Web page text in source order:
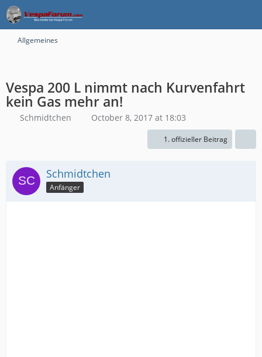
Allgemeines
Vespa 200 L nimmt nach Kurvenfahrt
kein Gas mehr an!
Schmidtchen October 8, 2017 at 18:03
1. offizieller Beitrag
Schmidtchen
Anfänger